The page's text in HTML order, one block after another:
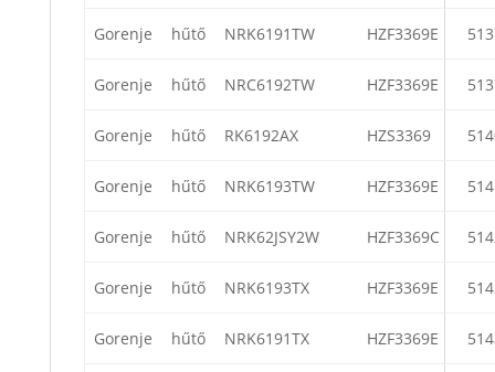
Gorenje hűtő NRK6191TW HZF3369E
Gorenje hűtő NRC6192TW HZF3369E
Gorenje hűtő RK6192AX HZS3369
Gorenje hűtő NRK6193TW HZF3369E
Gorenje hűtő NRK62JSY2W HZF3369C
Gorenje hűtő NRK6193TX HZF3369E
Gorenje hűtő NRK6191TX HZF3369E